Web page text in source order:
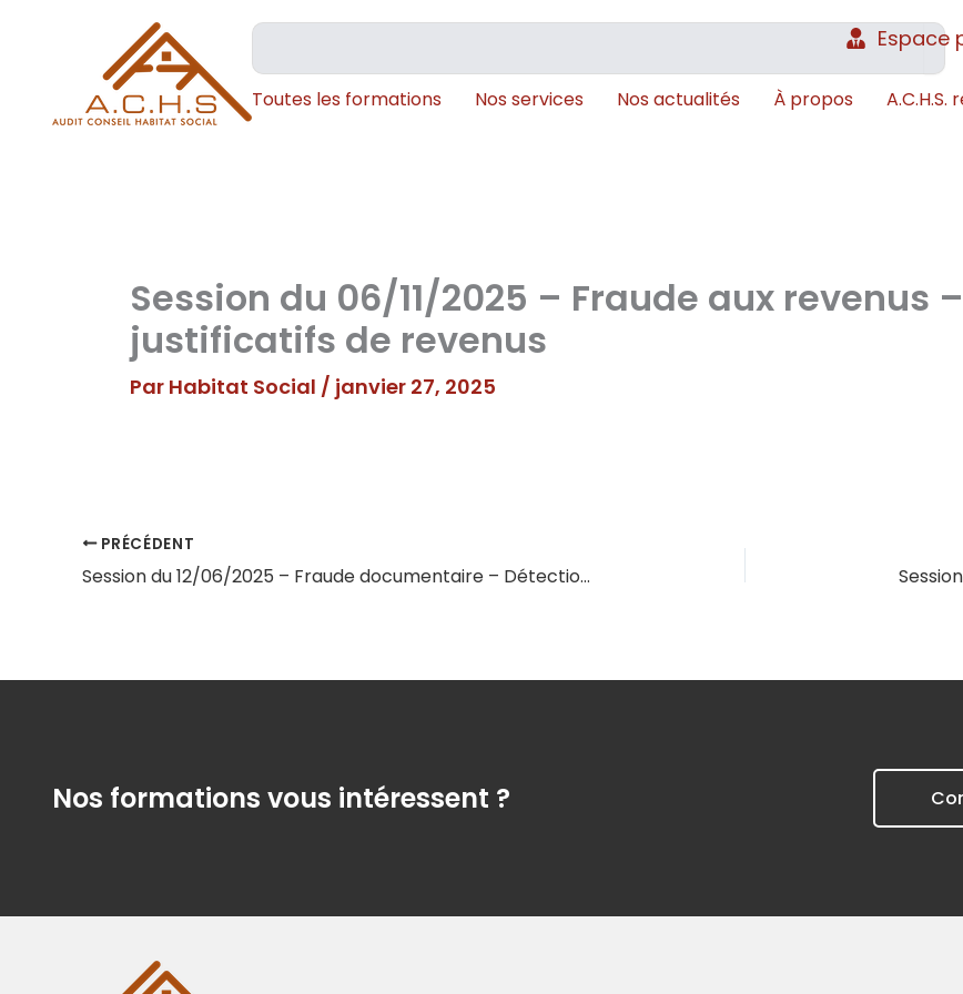
Rechercher Espace
Toutes les formations Nos services Nos actualités À propos A.C.H.S.
Session du 06/11/2025 – Fraude aux revenus
justificatifs de revenus
Par Habitat Social / janvier 27, 2025
PRÉCÉDENT
Session du 12/06/2025 – Fraude documentaire – Détection des faux justificatifs de revenus
Nos formations vous intéressent ?